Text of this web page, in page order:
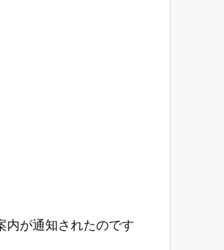
内が通知されたのです